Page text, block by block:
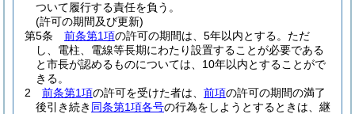
ついて履行する責任を負う。
(許可の期間及び更新)
第5条
前条第1項の許可の期間は、5年以内とする。 ただ
し、電柱、電線等長期にわたり設置することが必要である
と市長が認めるものについては、10年以内とすることがで
きる。
2
前条第1項の許可を受けた者は、 前項の許可の期間の満了
後引き続き 同条第1項各号の行為をしようとするときは、継